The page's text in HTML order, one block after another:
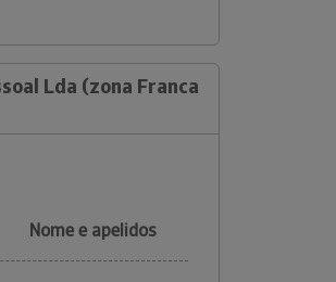
Lda (zona Franca
Nome e apelidos